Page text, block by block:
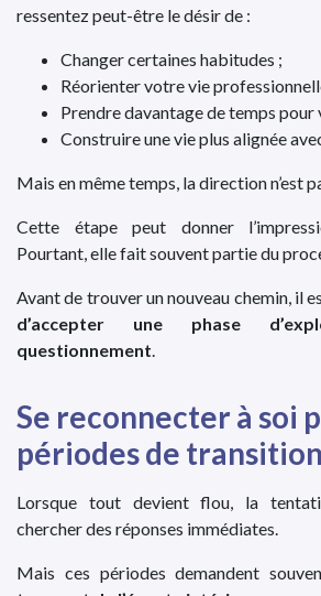
ressentez peut-être le désir de :
Changer certaines habitudes ;
Réorienter votre vie
Prendre davantage de temps pour
Construire une vie plus alignée
Mais en même temps, la direction n’est
Cette étape peut donner
Pourtant, elle fait souvent partie du
Avant de trouver un nouveau chemin, il
d’accepter une phase
questionnement.
Se reconnecter à soi
périodes de
Lorsque tout devient flou, la
chercher des réponses immédiates.
Mais ces périodes demandent